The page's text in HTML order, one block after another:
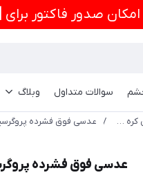
امكان صدور فاکتور برای
سوالات متداول وبلاگ
عدسی اسنس کره جنوبی /